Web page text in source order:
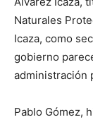
Naturales
Icaza, como
gobierno
administración
Pablo Gómez,